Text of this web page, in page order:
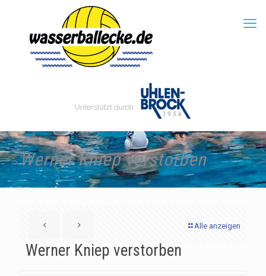
Werner Kniep verstorben
Alle anzeigen
Werner Kniep verstorben